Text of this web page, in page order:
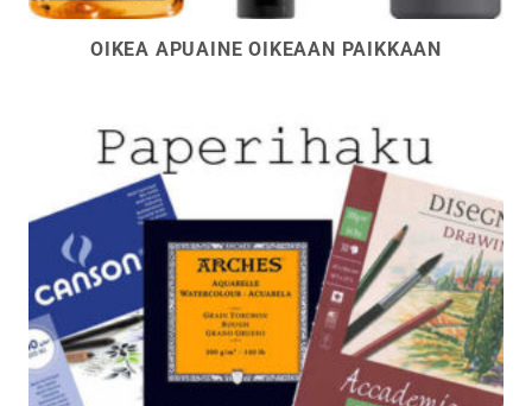
OIKEA APUAINE OIKEAAN PAIKKAAN